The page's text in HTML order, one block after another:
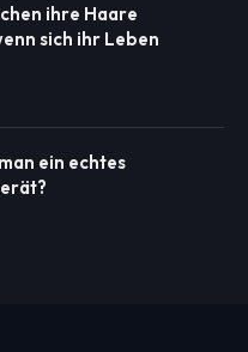
ihre Haare
sich ihr Leben
ein echtes